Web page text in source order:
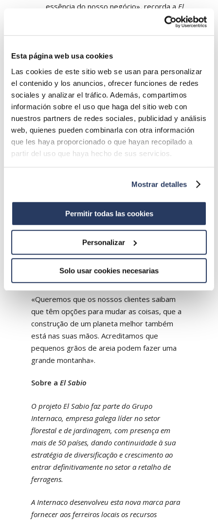
Esta página web usa cookies
Las cookies de este sitio web se usan para personalizar
el contenido y los anuncios, ofrecer funciones de redes
sociales y analizar el tráfico. Además, compartimos
información sobre el uso que haga del sitio web con
nuestros partners de redes sociales, publicidad y análisis
web, quienes pueden combinarla con otra información
que les haya proporcionado o que hayan recopilado a
partir del uso que haya hecho de sus servicios.
Mostrar detalles
Permitir todas las cookies
Personalizar
Solo usar cookies necesarias
essência do nosso negócio», recorda a El
No entanto, a implementação das medidas da
Agenda para 2025 implica a adesão e o
compromisso sólido de todos os que fazem
parte da marca. Por esta razão, o Manifesto
de Compromisso com a Sustentabilidade
atribui grande importância ao fator humano.
«É fundamental promover o conhecimento
dos “sábios” quanto às técnicas de utilização e
de trabalho com produtos com um impacto
explica a marca, lembrando que esta é a
melhor maneira de influenciar os clientes. É
possível alterar os hábitos de consumo
através da informação e divulgação dos
benefícios de materiais e utilizações
eficientes, tanto nas lojas como através de
«Queremos que os nossos clientes saibam
que têm opções para mudar as coisas, que a
construção de um planeta melhor também
está nas suas mãos. Acreditamos que
pequenos grãos de areia podem fazer uma
grande montanha».
Sobre aEl Sabio
O projeto El Sabio faz parte do Grupo
Internaco, empresa galega líder no setor
florestal e de jardinagem, com presença em
mais de 50 países, dando continuidade à sua
estratégia de diversificação e crescimento ao
entrar definitivamente no setor a retalho de
ferragens.
A Internaco desenvolveu esta nova marca para
fornecer aos ferreiros locais os recursos